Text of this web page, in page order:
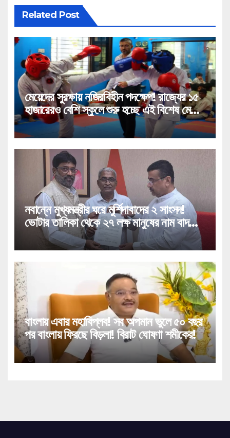
Related Post
মেয়েদের সুরক্ষায় নজিরবিহীন পদক্ষেপ! রাজ্যের ১৫
হাজারেরও বেশি স্কুলে শুরু হচ্ছে এই বিশেষ মেগা
প্রশিক্ষণ!
নবান্নে মুখ্যমন্ত্রীর ঘরে মুর্শিদাবাদের ২ সাংসদ!
ভোটার তালিকা থেকে ২৭ লক্ষ মানুষের নাম বাদ
পড়া নিয়ে বিরাট পদক্ষেপ!
বাংলায় এবার মহাবিপ্লব! সব অপমান ভুলে ৫০ বছর
পর বাংলায় ফিরছে বিড়লা! বিরাট ঘোষণা শমীকের!